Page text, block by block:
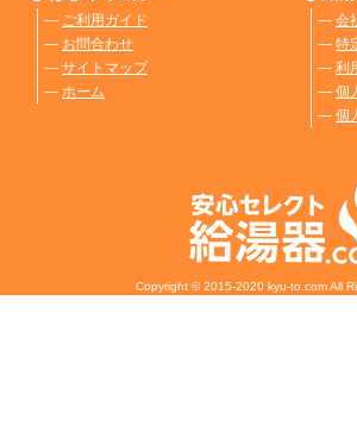
― ご利用ガイド
― お問合わせ
― サイトマップ
― ホーム
― 会
― 特
― 利
― 個
― 個
Copyright © 2015-2020 kyu-to.com All